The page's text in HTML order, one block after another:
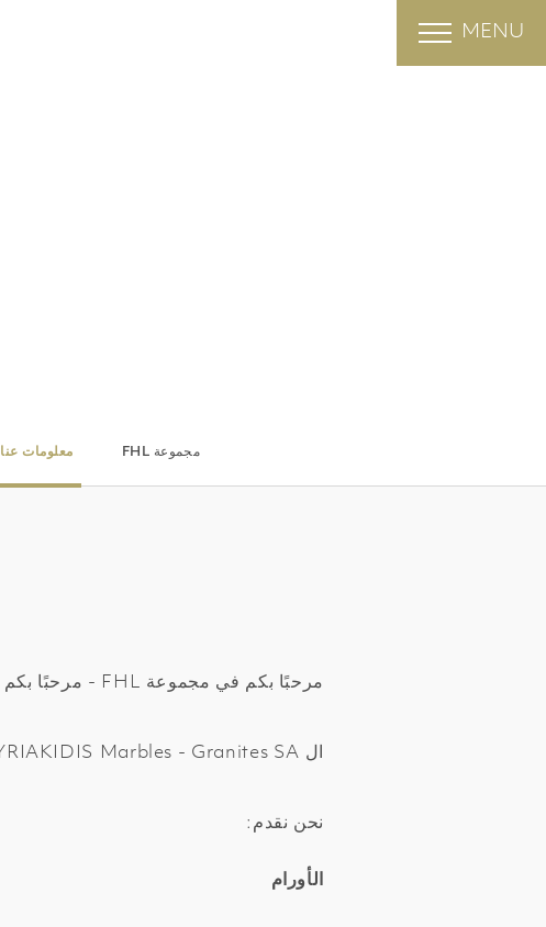
MENU
مجموعة FHL معلومات عنا
مرحبًا بكم في مجموعة FHL - مرحبًا بكم في عالم الرخام الأبيض
ال F.H.L. I. KYRIAKIDIS Marbles - Granites SA نشطة منذ عام 1991 في استخراج ومعالجة وتسويق الرخام والجرانيت.
نحن نقدم:
الأورام